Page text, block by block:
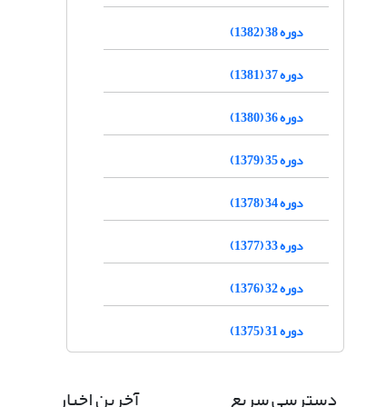
دوره 38 (1382)
دوره 37 (1381)
دوره 36 (1380)
دوره 35 (1379)
دوره 34 (1378)
دوره 33 (1377)
دوره 32 (1376)
دوره 31 (1375)
دسترسی سریع آخرین اخبار